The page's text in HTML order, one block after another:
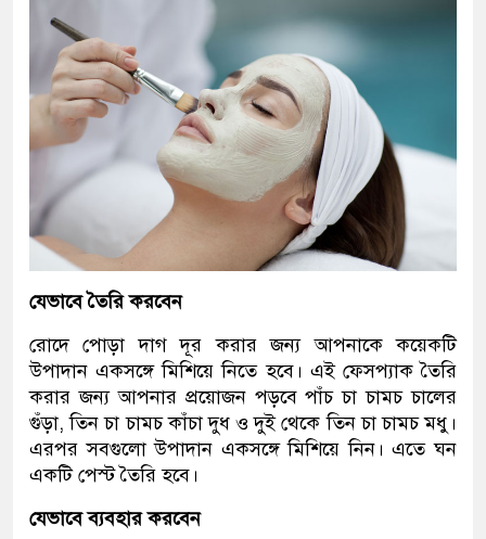
যেভাবে তৈরি করবেন
রোদে পোড়া দাগ দূর করার জন্য আপনাকে কয়েকটি
উপাদান একসঙ্গে মিশিয়ে নিতে হবে। এই ফেসপ্যাক তৈরি
করার জন্য আপনার প্রয়োজন পড়বে পাঁচ চা চামচ চালের
গুঁড়া, তিন চা চামচ কাঁচা দুধ ও দুই থেকে তিন চা চামচ মধু।
এরপর সবগুলো উপাদান একসঙ্গে মিশিয়ে নিন। এতে ঘন
একটি পেস্ট তৈরি হবে।
যেভাবে ব্যবহার করবেন